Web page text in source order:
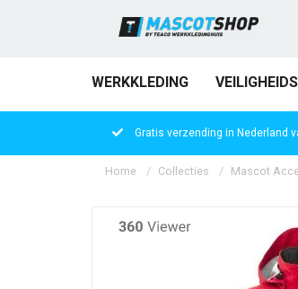
WERKKLEDING
Gratis verzending in Nederland
Home Collecties Mascot